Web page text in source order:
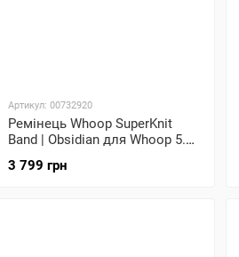
Артикул: 00732920
Ремінець Whoop SuperKnit
Band | Obsidian для Whoop 5.0
3 799 грн